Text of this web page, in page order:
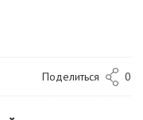
Поделиться 0